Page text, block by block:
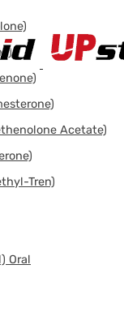
Acetate)
Tren)
Oral